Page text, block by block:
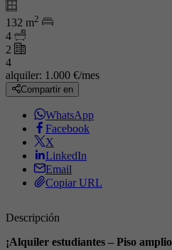
132 m2
4
2
4
alquiler: 1.000 €/mes
Compartir en
WhatsApp
Facebook
X
LinkedIn
Email
Copiar URL
Descripción
¡Alquiler estudiantes – Piso